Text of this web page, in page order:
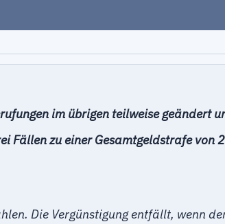
im übrigen teilweise geändert
Fällen zu einer Gesamtgeldstrafe von
Die Vergünstigung entfällt, wenn